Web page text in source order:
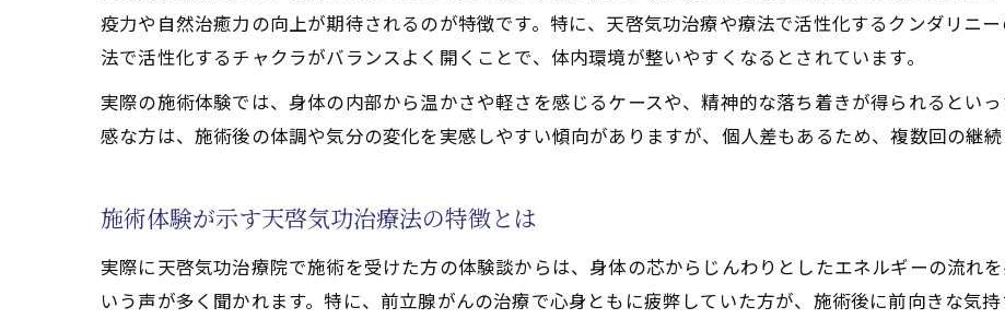
エネルギーの流れが改善した体験事例
天啓気功治療法による自己回復力の目覚め
寛解に向けた自己変革とスピリチュアルな気づき
天啓気功治療法で得られるスピリチュアルな気づき
天啓気功治療や療法で活性化するクンダリニー覚醒が促す自己成長の
天啓気功治療や療法でのチャクラ活性化による前向きな意識の変化
天啓気功治療法体験者が語る人生観の変化
疫力や自然治癒力の向上が期待されるのが特徴です。特に、天啓気功治療や療法で活性化するクンダリニ
法で活性化するチャクラがバランスよく開くことで、体内環境が整いやすくなるとされています。
実際の施術体験では、身体の内部から温かさや軽さを感じるケースや、精神的な落ち着きが得られるとい
感な方は、施術後の体調や気分の変化を実感しやすい傾向がありますが、個人差もあるため、複数回の継続
施術体験が示す天啓気功治療法の特徴とは
実際に天啓気功治療院で施術を受けた方の体験談からは、身体の芯からじんわりとしたエネルギーの流れ
いう声が多く聞かれます。特に、前立腺がんの治療で心身ともに疲弊していた方が、施術後に前向きな気持